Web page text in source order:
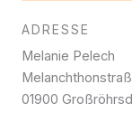
ADRESSE
Melanie Pelech
01900